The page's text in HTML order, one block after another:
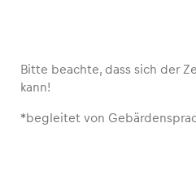
Bitte beachte, dass sich der
kann!
*begleitet von